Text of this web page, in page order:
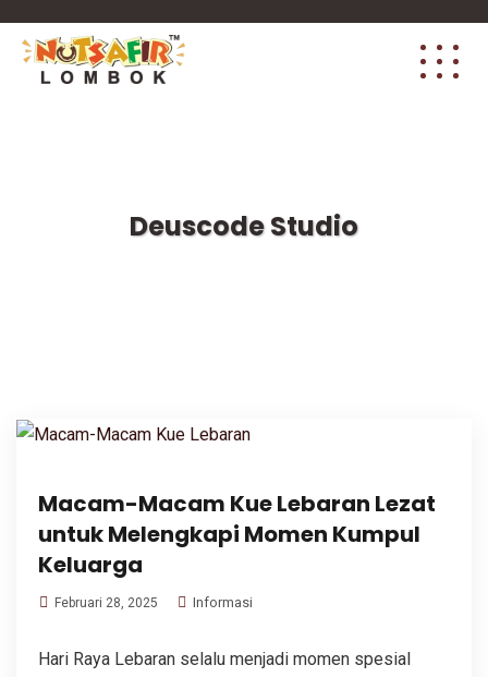
Deuscode Studio
Macam-Macam Kue Lebaran Lezat
untuk Melengkapi Momen Kumpul
Keluarga
Februari 28, 2025 Informasi
Hari Raya Lebaran selalu menjadi momen spesial